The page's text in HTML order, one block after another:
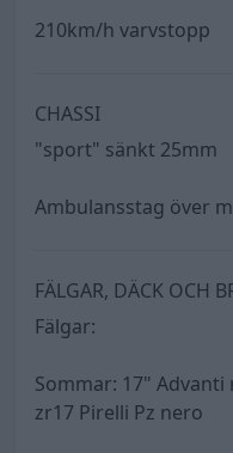
210km/h varvstopp
CHASSI
"sport" sänkt 25mm
Ambulansstag över
FÄLGAR, DÄCK OCH
Fälgar:
Sommar: 17"
zr17 Pirelli Pz nero